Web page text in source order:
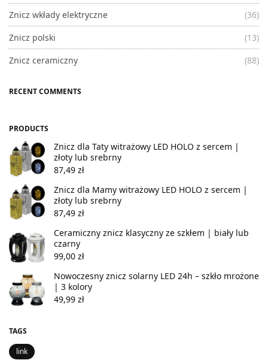
Znicz wkłady elektryczne
(36)
Znicz polski
(13)
Znicz ceramiczny
(88)
RECENT COMMENTS
PRODUCTS
Znicz dla Taty witrażowy LED HOLO z sercem |
złoty lub srebrny
87,49 zł
Znicz dla Mamy witrażowy LED HOLO z sercem |
złoty lub srebrny
87,49 zł
Ceramiczny znicz klasyczny ze szkłem | biały lub
czarny
99,00 zł
Nowoczesny znicz solarny LED 24h – szkło mrożone
| 3 kolory
49,99 zł
TAGS
link